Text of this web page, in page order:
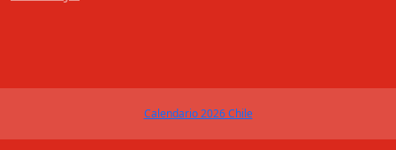
Calendario 2026 Chile